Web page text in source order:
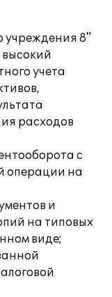
учреждения 8"
учета
расходов
с
операции на
и
на типовых
виде;